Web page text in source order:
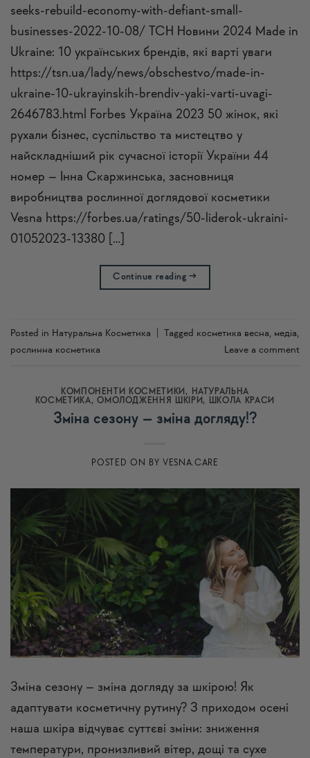
seeks-rebuild-economy-with-defiant-small-
businesses-2022-10-08/ ТСН Новини 2024 Made in
Ukraine: 10 українських брендів, які варті уваги
https://tsn.ua/lady/news/obschestvo/made-in-
ukraine-10-ukrayinskih-brendiv-yaki-varti-uvagi-
2646783.html Forbes Україна 2023 50 жінок, які
рухали бізнес, суспільство та мистецтво у
найскладніший рік сучасної історії України 44
номер – Інна Скаржинська, засновниця
виробництва рослинної доглядової косметики
Vesna https://forbes.ua/ratings/50-liderok-ukraini-
01052023-13380 […]
Continue reading→
Posted in Натуральна Косметика Tagged косметика весна, медіа,
рослинна косметика
Leave a comment
КОМПОНЕНТИ КОСМЕТИКИ ,
НАТУРАЛЬНА
КОСМЕТИКА,ОМОЛОДЖЕННЯ ШКІРИ , ШКОЛА КРАСИ
Зміна сезону – зміна догляду!?
POSTED ON BY VESNA.CARE
Зміна сезону – зміна догляду за шкірою! Як
адаптувати косметичну рутину? З приходом осені
наша шкіра відчуває суттєві зміни: зниження
температури, пронизливий вітер, дощі та сухе